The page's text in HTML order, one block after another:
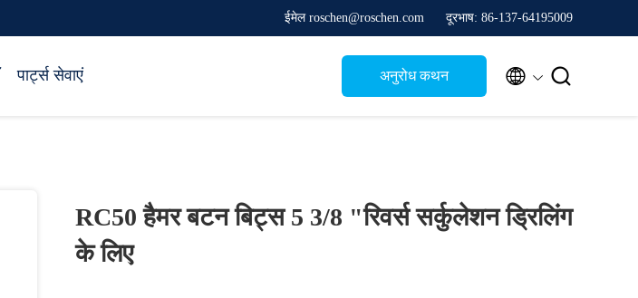
ईमेल roschen@roschen.com दूरभाष: 86-137-64195009
पार्ट्स सेवाएं अनुरोध कथन  
RC50 हैमर बटन बिट्स 5 3/8 "रिवर्स सर्कुलेशन ड्रिलिंग
के लिए